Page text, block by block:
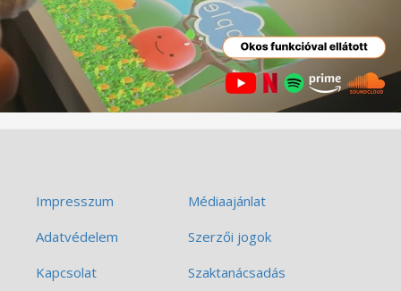
Impresszum
Médiaajánlat
Adatvédelem
Szerzői jogok
Kapcsolat
Szaktanácsadás